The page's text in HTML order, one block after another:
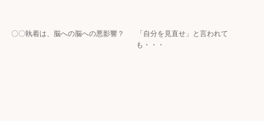
〇〇執着は、脳への脳への悪影響？
「自分を見直せ」と言われて
も・・・